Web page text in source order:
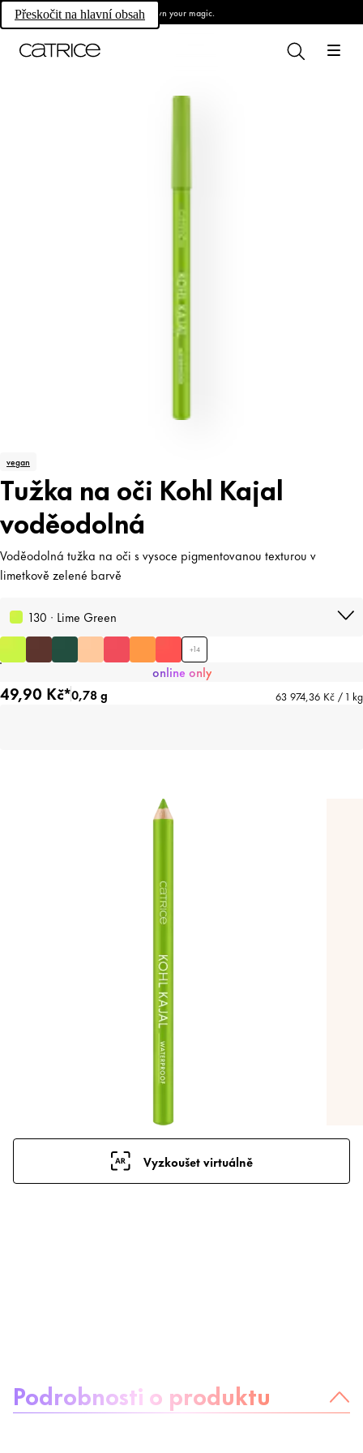
Přeskočit na hlavní obsah Own your magic.
vegan
Tužka na oči Kohl Kajal
voděodolná
Voděodolná tužka na oči s vysoce pigmentovanou texturou v
limetkově zelené barvě
130 · Lime Green
+14
online only
49,90 Kč*0,78 g 63 974,36 Kč / 1 kg
Vyzkoušet virtuálně
Podrobnosti o produktu